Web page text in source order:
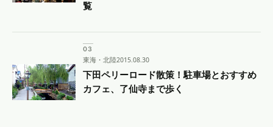
覧
東海・北陸2015.08.30
下田ペリーロード散策！駐車場とおすすめ
カフェ、了仙寺まで歩く